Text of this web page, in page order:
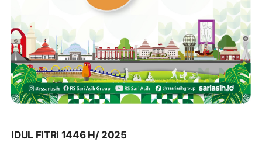
IDUL FITRI 1446 H/ 2025